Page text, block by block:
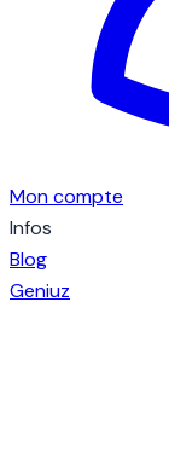
Mon compte
Infos
Blog
Geniuz